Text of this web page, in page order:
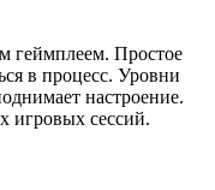
геймплеем. Простое
в процесс. Уровни
настроение.
игровых сессий.